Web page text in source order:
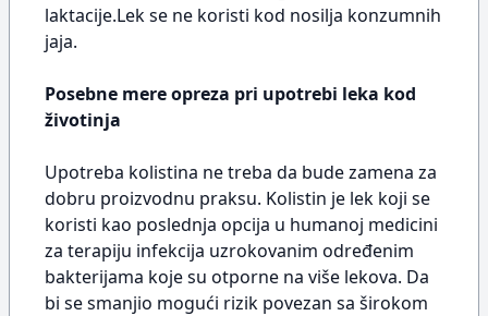
laktacije.Lek se ne koristi kod nosilja konzumnih
jaja.
Posebne mere opreza pri upotrebi leka kod
životinja
Upotreba kolistina ne treba da bude zamena za
dobru proizvodnu praksu. Kolistin je lek koji se
koristi kao poslednja opcija u humanoj medicini
za terapiju infekcija uzrokovanim određenim
bakterijama koje su otporne na više lekova. Da
bi se smanjio mogući rizik povezan sa širokom